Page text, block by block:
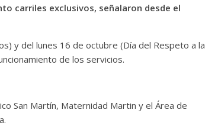
carriles exclusivos, señalaron desde el
y del lunes 16 de octubre (Día del Respeto a la
de los servicios.
San Martín, Maternidad Martin y el Área de